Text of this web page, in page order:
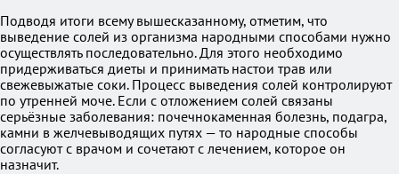
Подводя итоги всему вышесказанному, отметим, что
выведение солей из организма народными способами нужно
осуществлять последовательно. Для этого необходимо
придерживаться диеты и принимать настои трав или
свежевыжатые соки. Процесс выведения солей контролируют
по утренней моче. Если с отложением солей связаны
серьёзные заболевания: почечнокаменная болезнь, подагра,
камни в желчевыводящих путях — то народные способы
согласуют с врачом и сочетают с лечением, которое он
назначит.